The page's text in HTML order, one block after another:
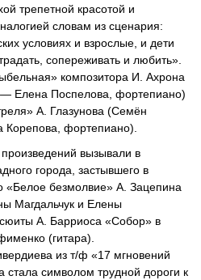
трепетной красотой и
словам из сценария:
условиях и взрослые, и дети
сопереживать и любить».
композитора И. Ахрона
Елена Поспелова, фортепиано)
А. Глазунова (Семён
фортепиано).
вызывали в
города, застывшего в
«Белое безмолвие» А. Зацепина
Магдальчук и Елены
А. Барриоса «Собор» в
(гитара).
из т/ф «17 мгновений
стала символом трудной дороги к